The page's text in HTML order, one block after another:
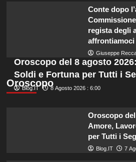
Conte dopo
regista degli
affrontiamoci
Giuseppe
Oroscopo
Oroscopo del 8 agosto
Soldi e Fortuna per Tutti i
Blog.IT 8 Agosto 2026 : 6:00
Oroscopo
Amore,
per Tutti i
Blog.IT 7